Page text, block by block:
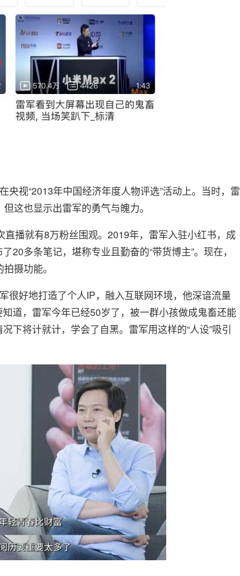
央视“2013年中国经济年度人物评选”活动上。当时，雷
这也显示出雷军的勇气与魄力。
播就有8万粉丝围观。2019年，雷军入驻小红书，成
20多条笔记，堪称专业且勤奋的“带货博主”。现在，
摄功能。
很好地打造了个人IP，融入互联网环境，他深谙流量
道，雷军今年已经50岁了，被一群小孩做成鬼畜还能
下将计就计，学会了自黑。雷军用这样的“人设”吸引